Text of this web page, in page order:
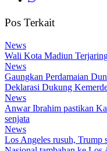
Pos Terkait
News
Wali Kota Madiun
News
Gaungkan Perdamaian
Deklarasi Dukung
News
Anwar Ibrahim pastikan
senjata
News
Los Angeles rusuh, Trump